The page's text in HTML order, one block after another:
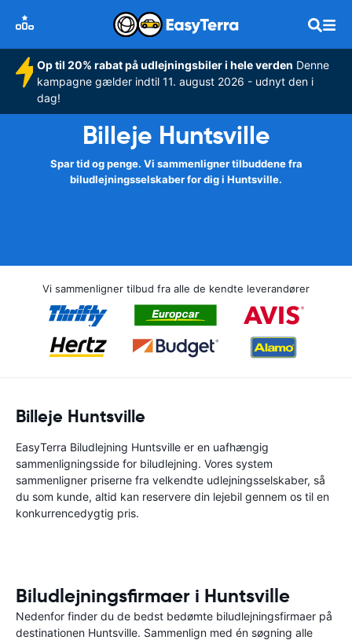
Op til 20% rabat på udlejningsbiler i hele verden Denne
kampagne gælder indtil 11. august 2026 - udnyt den i
dag!
Billeje Huntsville
Spar tid og penge. Vi sammenligner tilbuddene fra
biludlejningsselskaber for dig i Huntsville.
Vi sammenligner tilbud fra alle de kendte leverandører
Billeje Huntsville
EasyTerra Biludlejning Huntsville er en uafhængig
sammenligningsside for biludlejning. Vores system
sammenligner priserne fra velkendte udlejningsselskaber, så
du som kunde, altid kan reservere din lejebil gennem os til en
konkurrencedygtig pris.
Biludlejningsfirmaer i Huntsville
Nedenfor finder du de bedst bedømte biludlejningsfirmaer på
destinationen Huntsville. Sammenlign med én søgning alle